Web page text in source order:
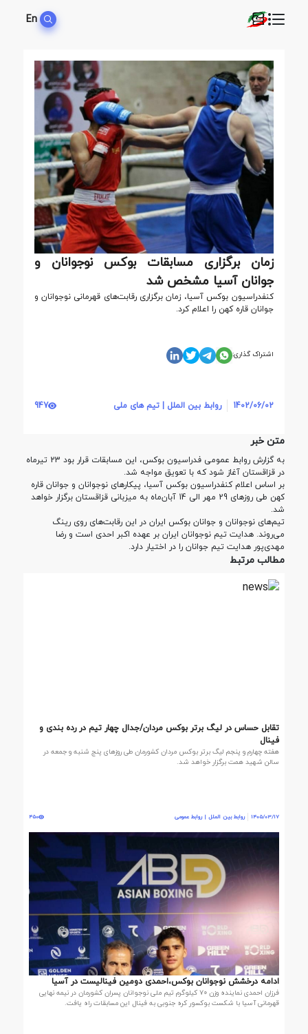
En
زمان برگزاری مسابقات بوکس نوجوانان و
جوانان آسیا مشخص شد
کنفدراسیون بوکس آسیا، زمان برگزاری رقابت‌های قهرمانی نوجوانان و
جوانان قاره کهن را اعلام کرد.
اشتراک گذاری:
1402/06/02 روابط بین الملل | تیم های ملی 947
متن خبر
به گزارش روابط عمومی فدراسیون بوکس، این مسابقات قرار بود 23 تیرماه
در قزاقستان آغاز شود که با تعویق مواجه شد.
بر اساس اعلام کنفدراسیون بوکس آسیا، پیکارهای نوجوانان و جوانان قاره
کهن طی روزهای 29 مهر الی 14 آبان‌ماه به میزبانی قزاقستان برگزار خواهد
شد.
تیم‌های نوجوانان و جوانان بوکس ایران در این رقابت‌های روی رینگ
می‌روند. هدایت تیم نوجوانان ایران بر عهده اکبر احدی است و رضا
مهدی‌پور هدایت تیم جوانان را در اختیار دارد.
مطالب مرتبط
تقابل‌ حساس در لیگ برتر بوکس مردان/جدال چهار تیم در رده بندی و
فینال
هفته چهارم و پنجم لیگ برتر بوکس مردان کشورمان طی روزهای پنج شنبه و جمعه در
سالن شهید همت برگزار خواهد شد.
1405/03/17 روابط بین الملل | روابط عمومی 450
ادامه درخشش نوجوانان بوکس،احمدی دومین فینالیست در آسیا
فرزان احمدی نماینده وزن ۷۰ کیلوگرم تیم ملی نوجوانان پسران کشورمان در نیمه نهایی
قهرمانی آسیا با شکست بوکسور کره جنوبی به فینال این مسابقات راه یافت.